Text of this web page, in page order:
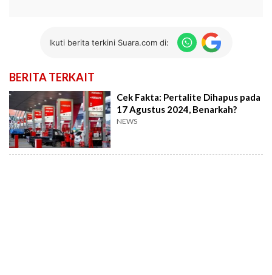
Ikuti berita terkini Suara.com di:
BERITA TERKAIT
Cek Fakta: Pertalite Dihapus pada
17 Agustus 2024, Benarkah?
NEWS